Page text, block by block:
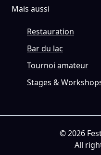
Mais aussi
Restauration
Bar du lac
Tournoi amateur
Stages &
© 2026
All